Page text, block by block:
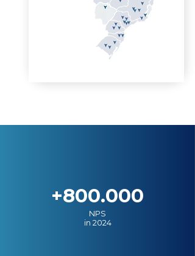
+800.000
NPS
in 2024